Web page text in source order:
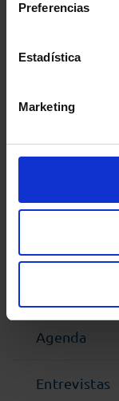
Preferencias
Estadística
Marketing
con motivo del
Podcast
Agenda
Entrevistas